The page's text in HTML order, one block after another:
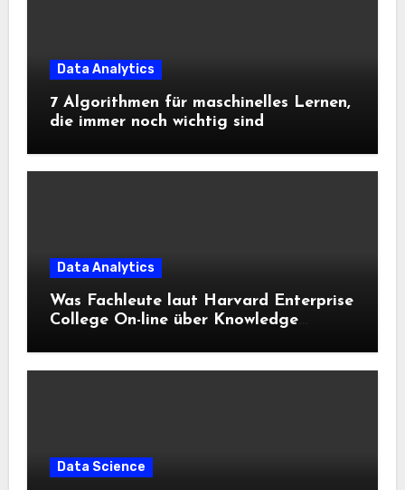
Data Analytics
7 Algorithmen für maschinelles Lernen,
die immer noch wichtig sind
Data Analytics
Was Fachleute laut Harvard Enterprise
College On-line über Knowledge
Data Science